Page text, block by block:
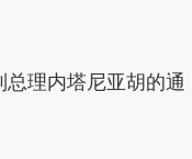
理内塔尼亚胡的通